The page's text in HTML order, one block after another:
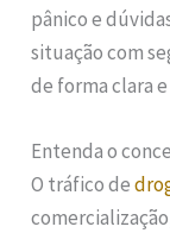
pânico e
situação com
de forma clara
Entenda o
O tráfico de